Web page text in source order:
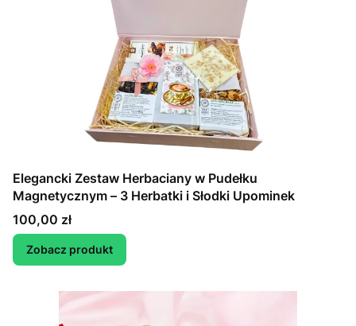
Elegancki Zestaw Herbaciany w Pudełku
Magnetycznym – 3 Herbatki i Słodki Upominek
Cena
100,00 zł
Zobacz produkt